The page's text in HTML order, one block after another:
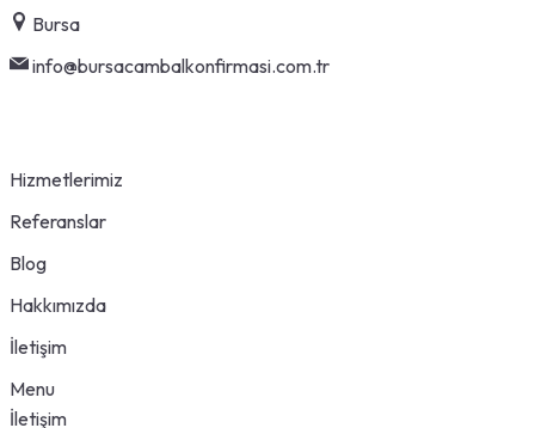
Skip
to
content
Bursa
info@bursacambalkonfirmasi.com.tr
Hizmetlerimiz
Referanslar
Blog
Hakkımızda
İletişim
Menu
İletişim